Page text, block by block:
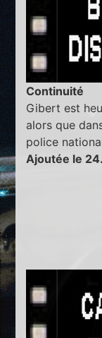
Continuité
Gibert est
alors que
police
Ajoutée le